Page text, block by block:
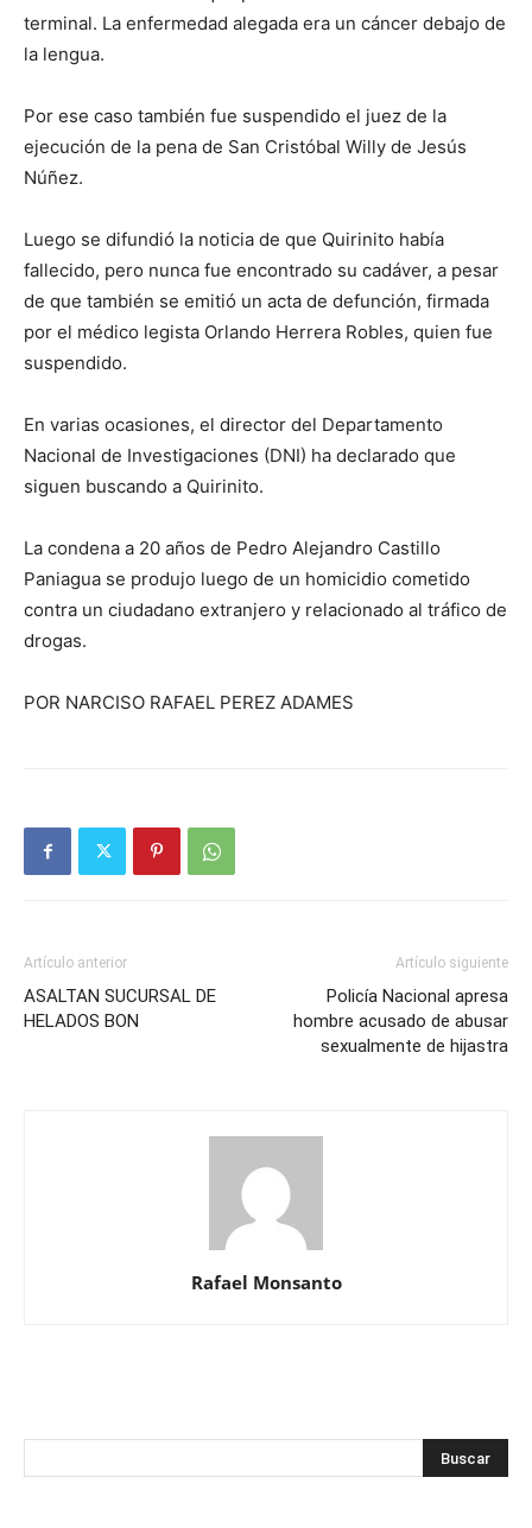
terminal. La enfermedad alegada era un cáncer debajo de
la lengua.
Por ese caso también fue suspendido el juez de la
ejecución de la pena de San Cristóbal Willy de Jesús
Núñez.
Luego se difundió la noticia de que Quirinito había
fallecido, pero nunca fue encontrado su cadáver, a pesar
de que también se emitió un acta de defunción, firmada
por el médico legista Orlando Herrera Robles, quien fue
suspendido.
En varias ocasiones, el director del Departamento
Nacional de Investigaciones (DNI) ha declarado que
siguen buscando a Quirinito.
La condena a 20 años de Pedro Alejandro Castillo
Paniagua se produjo luego de un homicidio cometido
contra un ciudadano extranjero y relacionado al tráfico de
drogas.
POR NARCISO RAFAEL PEREZ ADAMES
Artículo anterior
ASALTAN SUCURSAL DE
HELADOS BON
Artículo siguiente
Policía Nacional apresa
hombre acusado de abusar
sexualmente de hijastra
Rafael Monsanto